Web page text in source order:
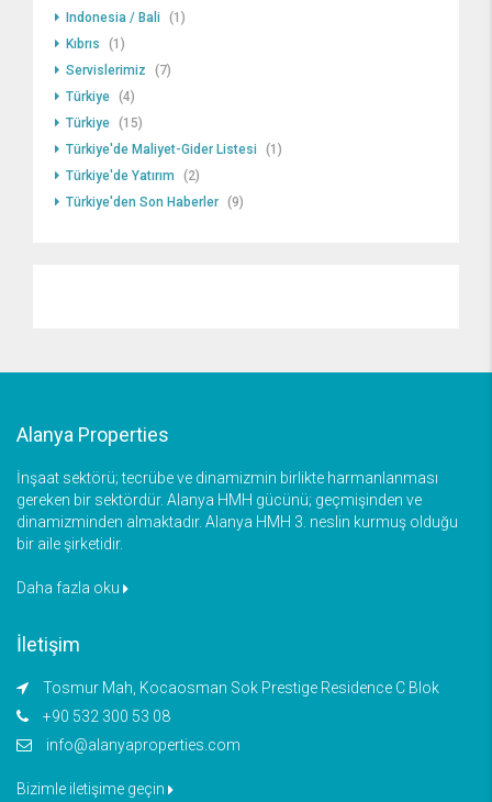
Indonesia / Bali
(1)
Kıbrıs
(1)
Servislerimiz
(7)
Türkiye (4)
Türkiye (15)
Türkiye'de Maliyet-Gider Listesi
(1)
Türkiye'de Yatırım
(2)
Türkiye'den Son Haberler (9)
Alanya Properties
İnşaat sektörü; tecrübe ve dinamizmin birlikte harmanlanması
gereken bir sektördür. Alanya HMH gücünü; geçmişinden ve
dinamizminden almaktadır. Alanya HMH 3. neslin kurmuş olduğu
bir aile şirketidir.
Daha fazla oku
İletişim
Tosmur Mah, Kocaosman Sok Prestige Residence C Blok
+90 532 300 53 08
info@alanyaproperties.com
Bizimle iletişime geçin